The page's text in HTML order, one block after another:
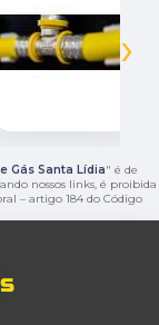
›
Gás Santa Lídia" é de
nossos links, é proibida
– artigo 184 do Código